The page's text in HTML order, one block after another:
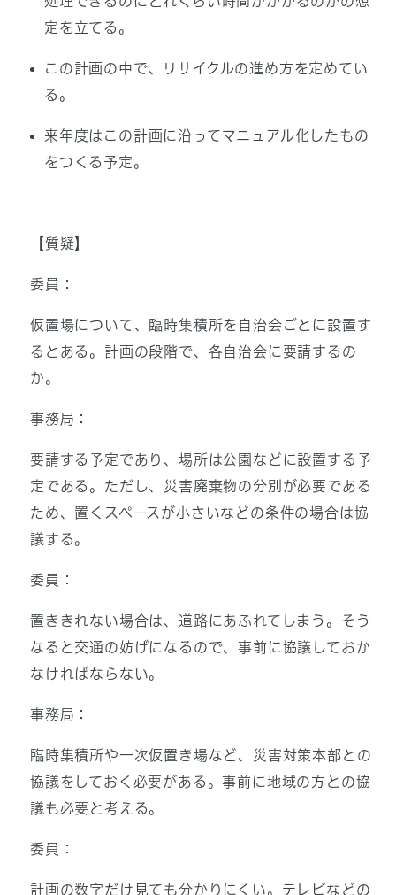
定を立てる。
この計画の中で、リサイクルの進め方を定めてい
る。
来年度はこの計画に沿ってマニュアル化したもの
をつくる予定。
【質疑】
委員：
仮置場について、臨時集積所を自治会ごとに設置す
るとある。計画の段階で、各自治会に要請するの
か。
事務局：
要請する予定であり、場所は公園などに設置する予
定である。ただし、災害廃棄物の分別が必要である
ため、置くスペースが小さいなどの条件の場合は協
議する。
委員：
置ききれない場合は、道路にあふれてしまう。そう
なると交通の妨げになるので、事前に協議しておか
なければならない。
事務局：
臨時集積所や一次仮置き場など、災害対策本部との
協議をしておく必要がある。事前に地域の方との協
議も必要と考える。
委員：
計画の数字だけ見ても分かりにくい。テレビなどの